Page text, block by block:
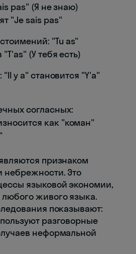
pas" (Я не знаю)
"Je sais pas"
"Tu as"
(У тебя есть)
y a" становится "Y'a"
согласных:
как "коман"
признаком
небрежности. Это
языковой экономии,
живого языка.
показывают:
разговорные
неформальной